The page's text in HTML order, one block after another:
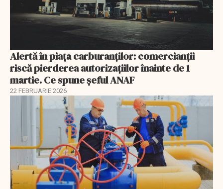
Alertă în piața carburanților: comercianții
riscă pierderea autorizațiilor înainte de 1
martie. Ce spune șeful ANAF
22 FEBRUARIE 2026